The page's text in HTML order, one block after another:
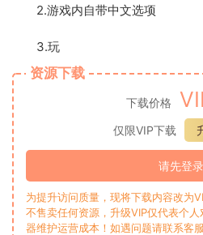
2.游戏内自带中文选项
3.玩
资源下载
下载价格
仅限VIP下载
请先登录
为提升访问质量，现将下载内容改为
不售卖任何资源，升级VIP仅代表个
器维护运营成本！如遇问题请联系客